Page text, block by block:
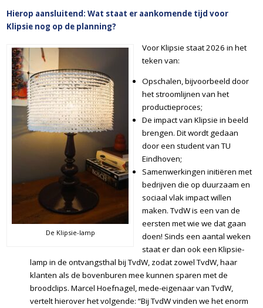
Hierop aansluitend: Wat staat er aankomende tijd voor
Klipsie nog op de planning?
De Klipsie-lamp
Voor Klipsie staat 2026 in het
teken van:
Opschalen, bijvoorbeeld door
het stroomlijnen van het
productieproces;
De impact van Klipsie in beeld
brengen. Dit wordt gedaan
door een student van TU
Eindhoven;
Samenwerkingen initiëren met
bedrijven die op duurzaam en
sociaal vlak impact willen
maken. TvdW is een van de
eersten met wie we dat gaan
doen! Sinds een aantal weken
staat er dan ook een Klipsie-
lamp in de ontvangsthal bij TvdW, zodat zowel TvdW, haar
klanten als de bovenburen mee kunnen sparen met de
broodclips. Marcel Hoefnagel, mede-eigenaar van TvdW,
vertelt hierover het volgende: “Bij TvdW vinden we het enorm